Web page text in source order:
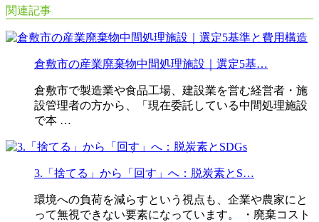
関連記事
倉敷市の産業廃棄物中間処理施設｜選定5基…
倉敷市で製造業や食品工場、建設業を営む経営者・施
設管理者の方から、「現在委託している中間処理施設
で本 …
3.「捨てる」から「回す」へ：脱炭素とS…
環境への負荷を減らすという視点も、企業や農家にと
って無視できない要素になっています。 ・廃棄コスト